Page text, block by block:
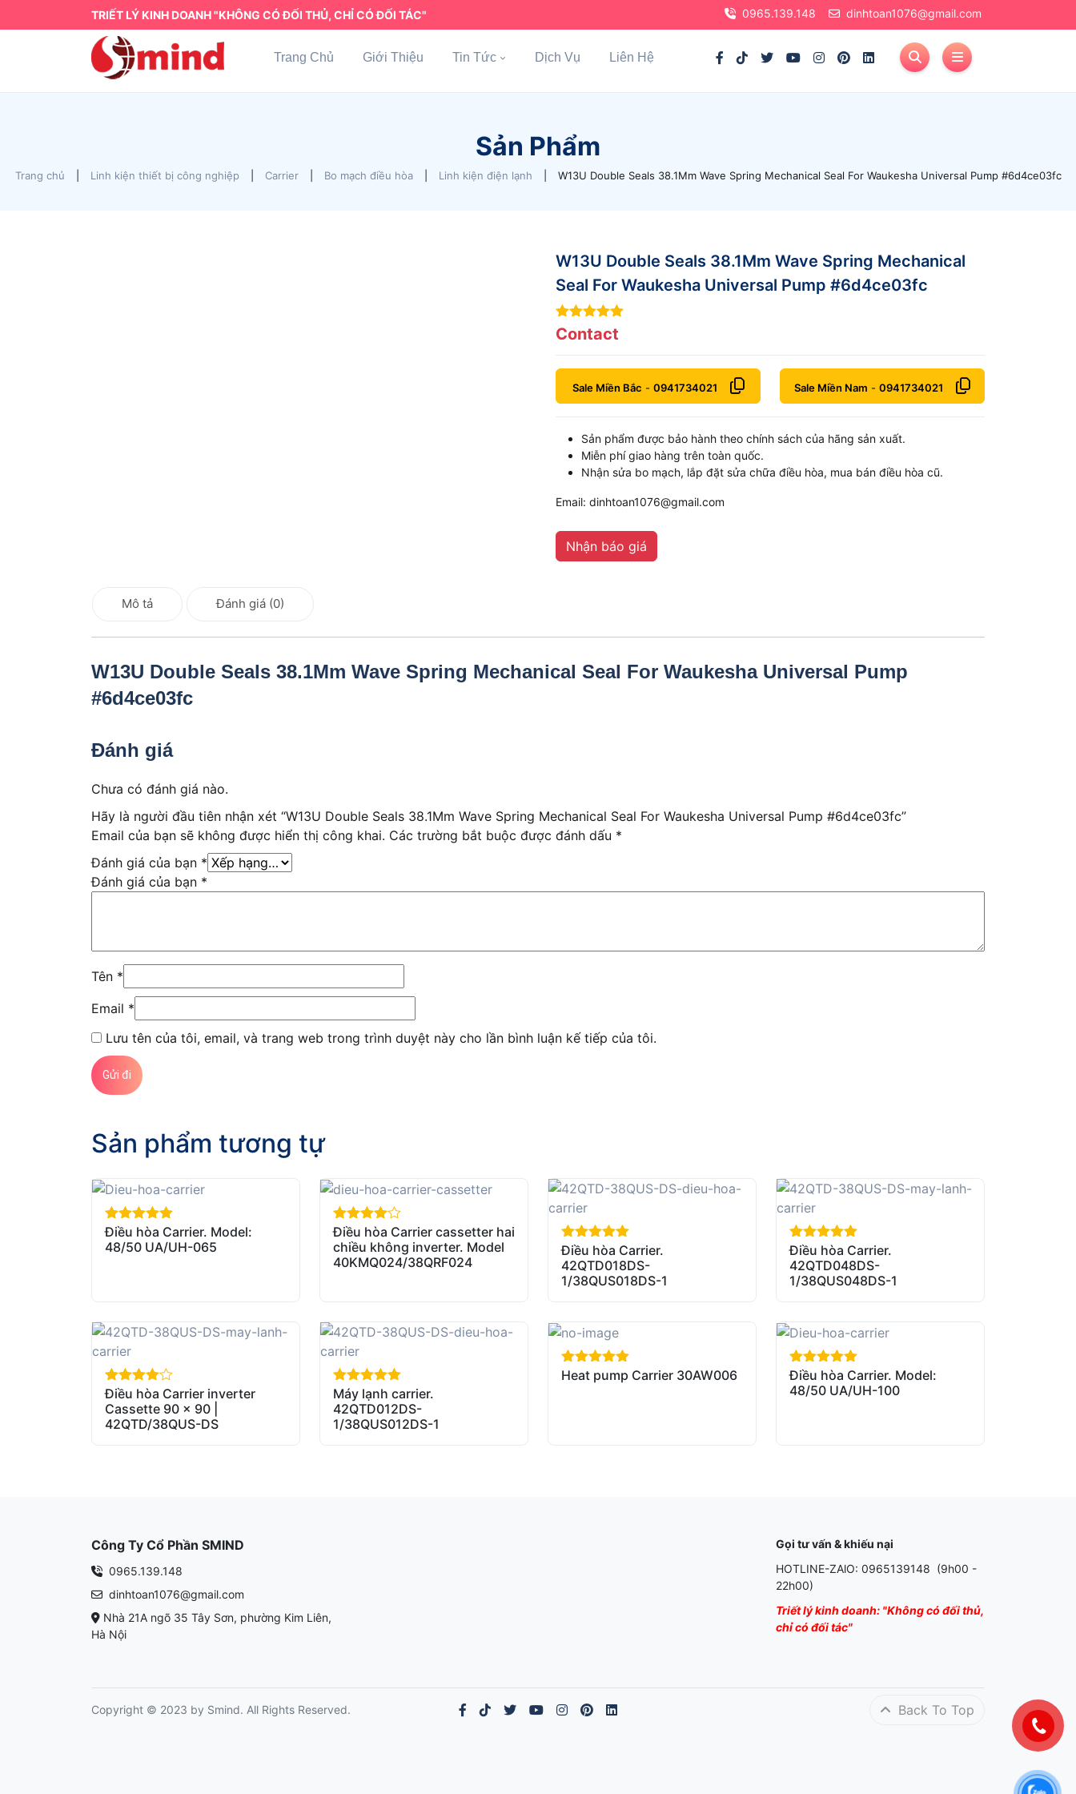
TRIẾT LÝ KINH DOANH "KHÔNG CÓ ĐỐI THỦ, CHỈ CÓ ĐỐI TÁC" 0965.139.148 dinhtoan1076@gmail.com
Trang Chủ Giới Thiệu Tin Tức Dịch Vụ Liên Hệ
Sản Phẩm
Trang chủ Linh kiện thiết bị công nghiệp Carrier Bo mạch điều hòa Linh kiện điện lạnh W13U Double Seals 38.1Mm Wave Spring Mechanical Seal For Waukesha Universal Pump #6d4ce03fc
W13U Double Seals 38.1Mm Wave Spring Mechanical
Seal For Waukesha Universal Pump #6d4ce03fc
7out of 5
Contact
Sale Miền Bắc - 0941734021 Sale Miền Nam -0941734021
Sản phẩm được bảo hành theo chính sách của hãng sản xuất.
Miễn phí giao hàng trên toàn quốc.
Nhận sửa bo mạch, lắp đặt sửa chữa điều hòa, mua bán điều hòa cũ.
Email: dinhtoan1076@gmail.com
Nhận báo giá
Mô tả Đánh giá (0)
W13U Double Seals 38.1Mm Wave Spring Mechanical Seal For Waukesha Universal Pump
#6d4ce03fc
Đánh giá
Chưa có đánh giá nào.
Hãy là người đầu tiên nhận xét “W13U Double Seals 38.1Mm Wave Spring Mechanical Seal For Waukesha Universal Pump #6d4ce03fc”
Email của bạn sẽ không được hiển thị công khai. Các trường bắt buộc được đánh dấu *
Đánh giá của bạn *
Đánh giá của bạn *
Tên *
Email *
Lưu tên của tôi, email, và trang web trong trình duyệt này cho lần bình luận kế tiếp của tôi.
Sản phẩm tương tự
out of 5
Điều hòa Carrier. Model:
48/50 UA/UH-065
out of 5
Điều hòa Carrier cassetter hai
chiều không inverter. Model
40KMQ024/38QRF024
out of 5
Điều hòa Carrier.
42QTD018DS-
1/38QUS018DS-1
out of 5
Điều hòa Carrier.
42QTD048DS-
1/38QUS048DS-1
out of 5
Điều hòa Carrier inverter
Cassette 90 x 90 |
42QTD/38QUS-DS
out of 5
Máy lạnh carrier.
42QTD012DS-
1/38QUS012DS-1
out of 5
Heat pump Carrier 30AW006 out of 5
Điều hòa Carrier. Model:
48/50 UA/UH-100
Công Ty Cổ Phần SMIND
0965.139.148
dinhtoan1076@gmail.com
Nhà 21A ngõ 35 Tây Sơn, phường Kim Liên,
Hà Nội
Gọi tư vấn & khiếu nại
HOTLINE-ZAlO: 0965139148 (9h00 -
22h00)
Triết lý kinh doanh: "Không có đối thủ,
chỉ có đối tác"
Copyright © 2023 by Smind. All Rights Reserved. Back To Top